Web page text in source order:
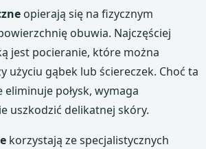
opierają się na fizycznym
obuwia. Najczęściej
jest pocieranie, które można
użyciu gąbek lub ściereczek. Choć ta
połysk, wymaga
uszkodzić delikatnej skóry.
korzystają ze specjalistycznych